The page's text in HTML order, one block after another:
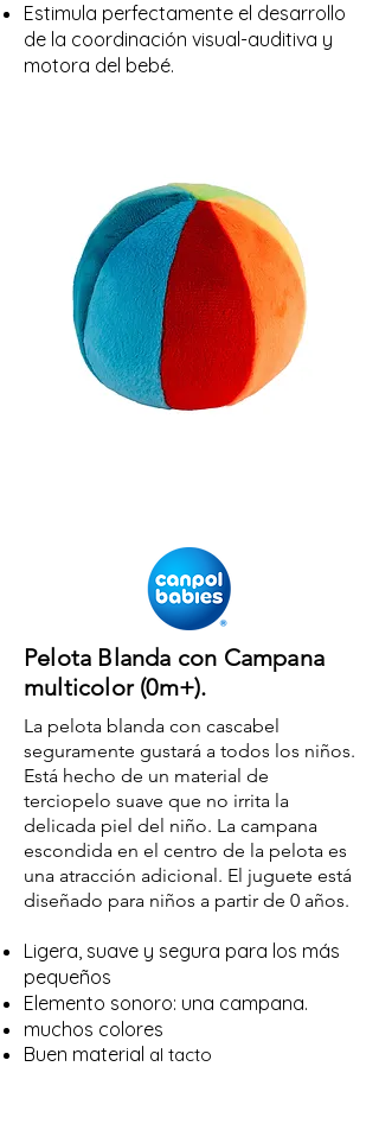
Estimula perfectamente el desarrollo
de la coordinación visual-auditiva y
motora del bebé.
Pelota Blanda con Campana
multicolor (0m+).
La pelota blanda con cascabel
seguramente gustará a todos los niños.
Está hecho de un material de
terciopelo suave que no irrita la
delicada piel del niño. La campana
escondida en el centro de la pelota es
una atracción adicional. El juguete está
diseñado para niños a partir de 0 años.
Ligera, suave y segura para los más
pequeños
Elemento sonoro: una campana.
muchos colores
Buen material al tacto